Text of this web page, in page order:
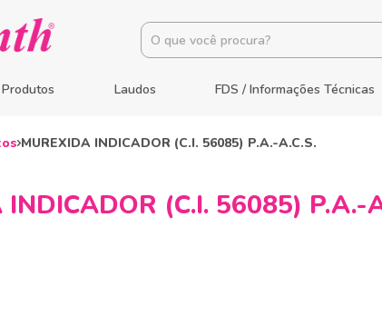
Produtos Laudos FDS / Informações Técnicas
MUREXIDA INDICADOR (C.I. 56085) P.A.-A.C.S.
(C.I. 56085) P.A.-